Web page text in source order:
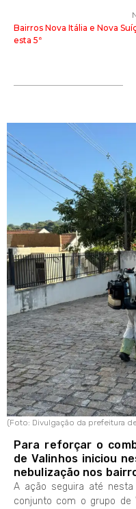
Bairros Nova Itália e Nova
esta 5ª
(Foto: Divulgação da prefeitura
Para reforçar o
de Valinhos iniciou
nebulização nos
A ação seguira até
conjunto com o grupo de